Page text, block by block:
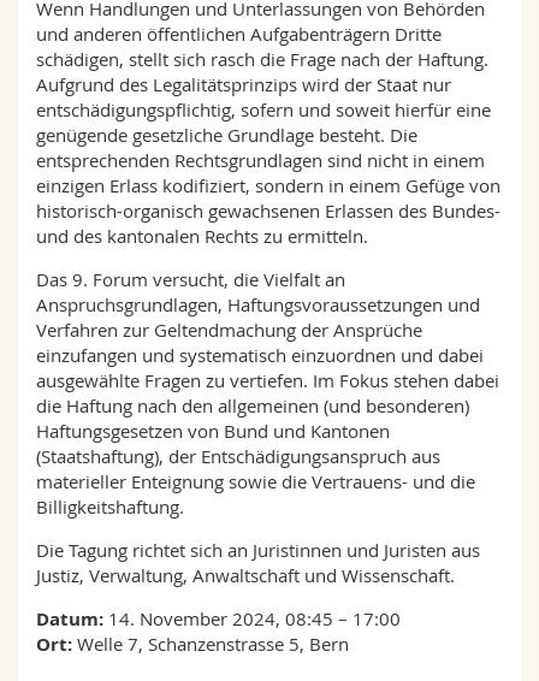
Sciences et médecine
Interfacultaire
Collaborateurs
Doctorants
Webmail
Programme des cours
MyUnifr
Wenn Handlungen und Unterlassungen von Behörden
und anderen öffentlichen Aufgabenträgern Dritte
schädigen, stellt sich rasch die Frage nach der Haftung.
Aufgrund des Legalitätsprinzips wird der Staat nur
entschädigungspflichtig, sofern und soweit hierfür eine
genügende gesetzliche Grundlage besteht. Die
entsprechenden Rechtsgrundlagen sind nicht in einem
einzigen Erlass kodifiziert, sondern in einem Gefüge von
historisch-organisch gewachsenen Erlassen des Bundes-
und des kantonalen Rechts zu ermitteln.
Das 9. Forum versucht, die Vielfalt an
Anspruchsgrundlagen, Haftungsvoraussetzungen und
Verfahren zur Geltendmachung der Ansprüche
einzufangen und systematisch einzuordnen und dabei
ausgewählte Fragen zu vertiefen. Im Fokus stehen dabei
die Haftung nach den allgemeinen (und besonderen)
Haftungsgesetzen von Bund und Kantonen
(Staatshaftung), der Entschädigungsanspruch aus
materieller Enteignung sowie die Vertrauens- und die
Billigkeitshaftung.
Die Tagung richtet sich an Juristinnen und Juristen aus
Justiz, Verwaltung, Anwaltschaft und Wissenschaft.
Datum: 14. November 2024, 08:45 – 17:00
Ort: Welle 7, Schanzenstrasse 5, Bern